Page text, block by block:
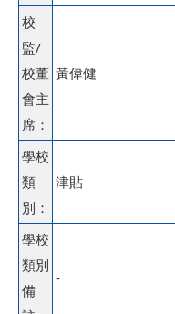
校
監/
校董
會主
席：
黃偉健
學校
類
別：
津貼
學校
類別
備
-